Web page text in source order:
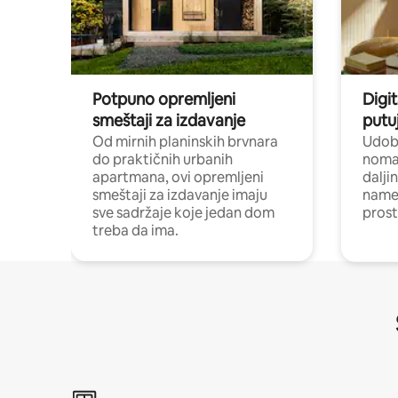
Potpuno opremljeni
smeštaji za izdavanje
Od mirnih planinskih brvnara
do praktičnih urbanih
apartmana, ovi opremljeni
smeštaji za izdavanje imaju
sve sadržaje koje jedan dom
treba da ima.